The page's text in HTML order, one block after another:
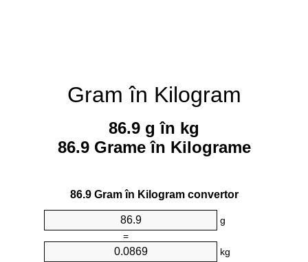
Gram în Kilogram
86.9 g în kg
86.9 Grame în Kilograme
86.9 Gram în Kilogram convertor
g
=
kg